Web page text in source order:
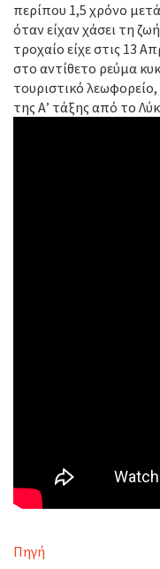
περίπου 1,5 χρόνο
όταν είχαν χάσει τη
τροχαίο είχε στις 13
στο αντίθετο ρεύμα
τουριστικό
της Α’ τάξης από το
Πηγή